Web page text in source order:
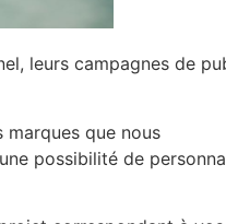
leurs campagnes de
que nous
possibilité de